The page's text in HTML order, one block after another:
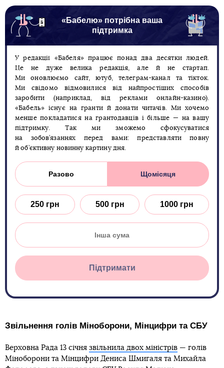
«Бабелю» потрібна ваша
підтримка
У редакції «Бабеля» працює понад два десятки людей.
Це не дуже велика редакція, але й не стартап.
Ми оновлюємо сайт, ютуб, телеграм-канал та тікток.
Ми свідомо відмовилися від найпростіших способів
заробити (наприклад, від реклами онлайн-казино).
«Бабель» існує на гранти й донати читачів. Ми хочемо
менше покладатися на грантодавців і більше — на вашу
підтримку. Так ми зможемо сфокусуватися
на зобов’язаннях перед вами: представляти повну
й об’єктивну новинну картину дня.
Разово Щомісяця
250 грн 500 грн 1000 грн
Підтримати
Звільнення голів Міноборони, Мінцифри та СБУ
Верховна Рада 13 січня звільнила двох міністрів — голів
Міноборони та Мінцифри Дениса Шмигаля та Михайла